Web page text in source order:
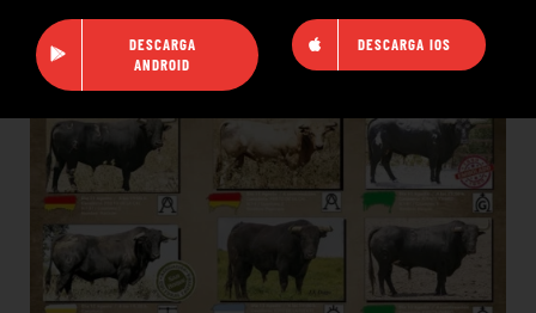
DESCARGA
ANDROID
DESCARGA IOS